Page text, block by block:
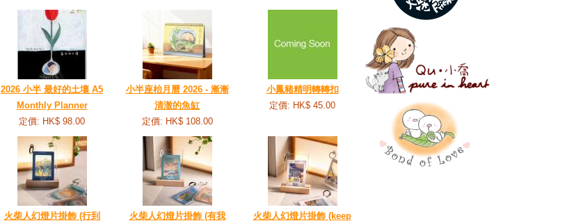
2026 小半 最好的土壤 A5
Monthly Planner
定價: HK$ 98.00
小半座枱月曆 2026 - 漸漸
清澈的魚缸
定價: HK$ 108.00
小鳳豬精明轉轉扣
定價: HK$ 45.00
火柴人幻燈片掛飾 (行到
火柴人幻燈片掛飾 (有我
火柴人幻燈片掛飾 (keep